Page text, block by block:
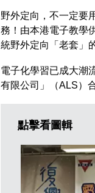
野外定向，不一定要
務！由本港電子教學
統野外定向「老套」
電子化學習已成大潮
有限公司」（ALS）
點擊看圖輯